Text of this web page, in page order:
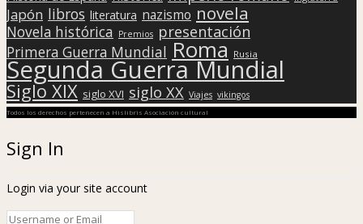
Japón libros literatura nazismo novela
Novela histórica Premios presentación
Primera Guerra Mundial Roma Rusia
Segunda Guerra Mundial
Siglo XIX siglo XVI siglo XX Viajes vikingos
Todos los derechos pertenecen a Hislibris Asociación cultural
Sign In
Login via your site account